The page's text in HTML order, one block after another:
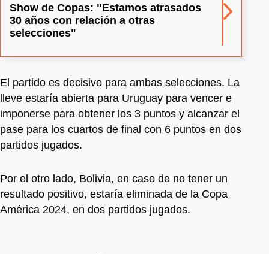
Show de Copas: "Estamos atrasados
30 años con relación a otras
selecciones"
El partido es decisivo para ambas selecciones. La
lleve estaría abierta para Uruguay para vencer e
imponerse para obtener los 3 puntos y alcanzar el
pase para los cuartos de final con 6 puntos en dos
partidos jugados.
Por el otro lado, Bolivia, en caso de no tener un
resultado positivo, estaría eliminada de la Copa
América 2024, en dos partidos jugados.